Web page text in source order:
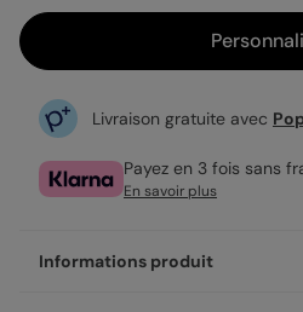
Livraison gratuite avec
Payez en 3 fois sans
En savoir plus
Informations produit